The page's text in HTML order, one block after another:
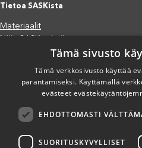
Tietoa SASKista
Materiaalit
Näin SASK toimii
Jäsenjärjestöt
Saavutettavuusseloste
Tietosuojaseloste
Eettiset periaatteet (pdf)
Lahjoita
Osallistu
Tämä sivusto
Tämä verkkosivusto käyttää
parantamiseksi. Käyttämällä
evästeet
EHDOTTOMASTI
SUORITUSKYVYLLISET